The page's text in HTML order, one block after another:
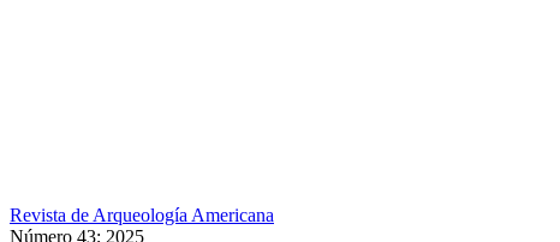
Revista de Arqueología Americana
Número 43; 2025